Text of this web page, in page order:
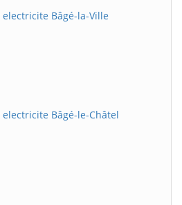
Bâgé-la-Ville
Bâgé-le-Châtel